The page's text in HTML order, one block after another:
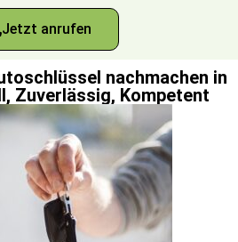
Jetzt anrufen
nachmachen in
Zuverlässig, Kompetent